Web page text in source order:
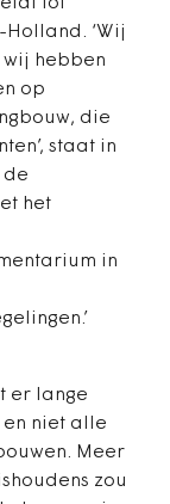
Holland. ‘Wij
wij hebben
op
die
’, staat in
de
het
in
’
er lange
en niet alle
Meer
zou